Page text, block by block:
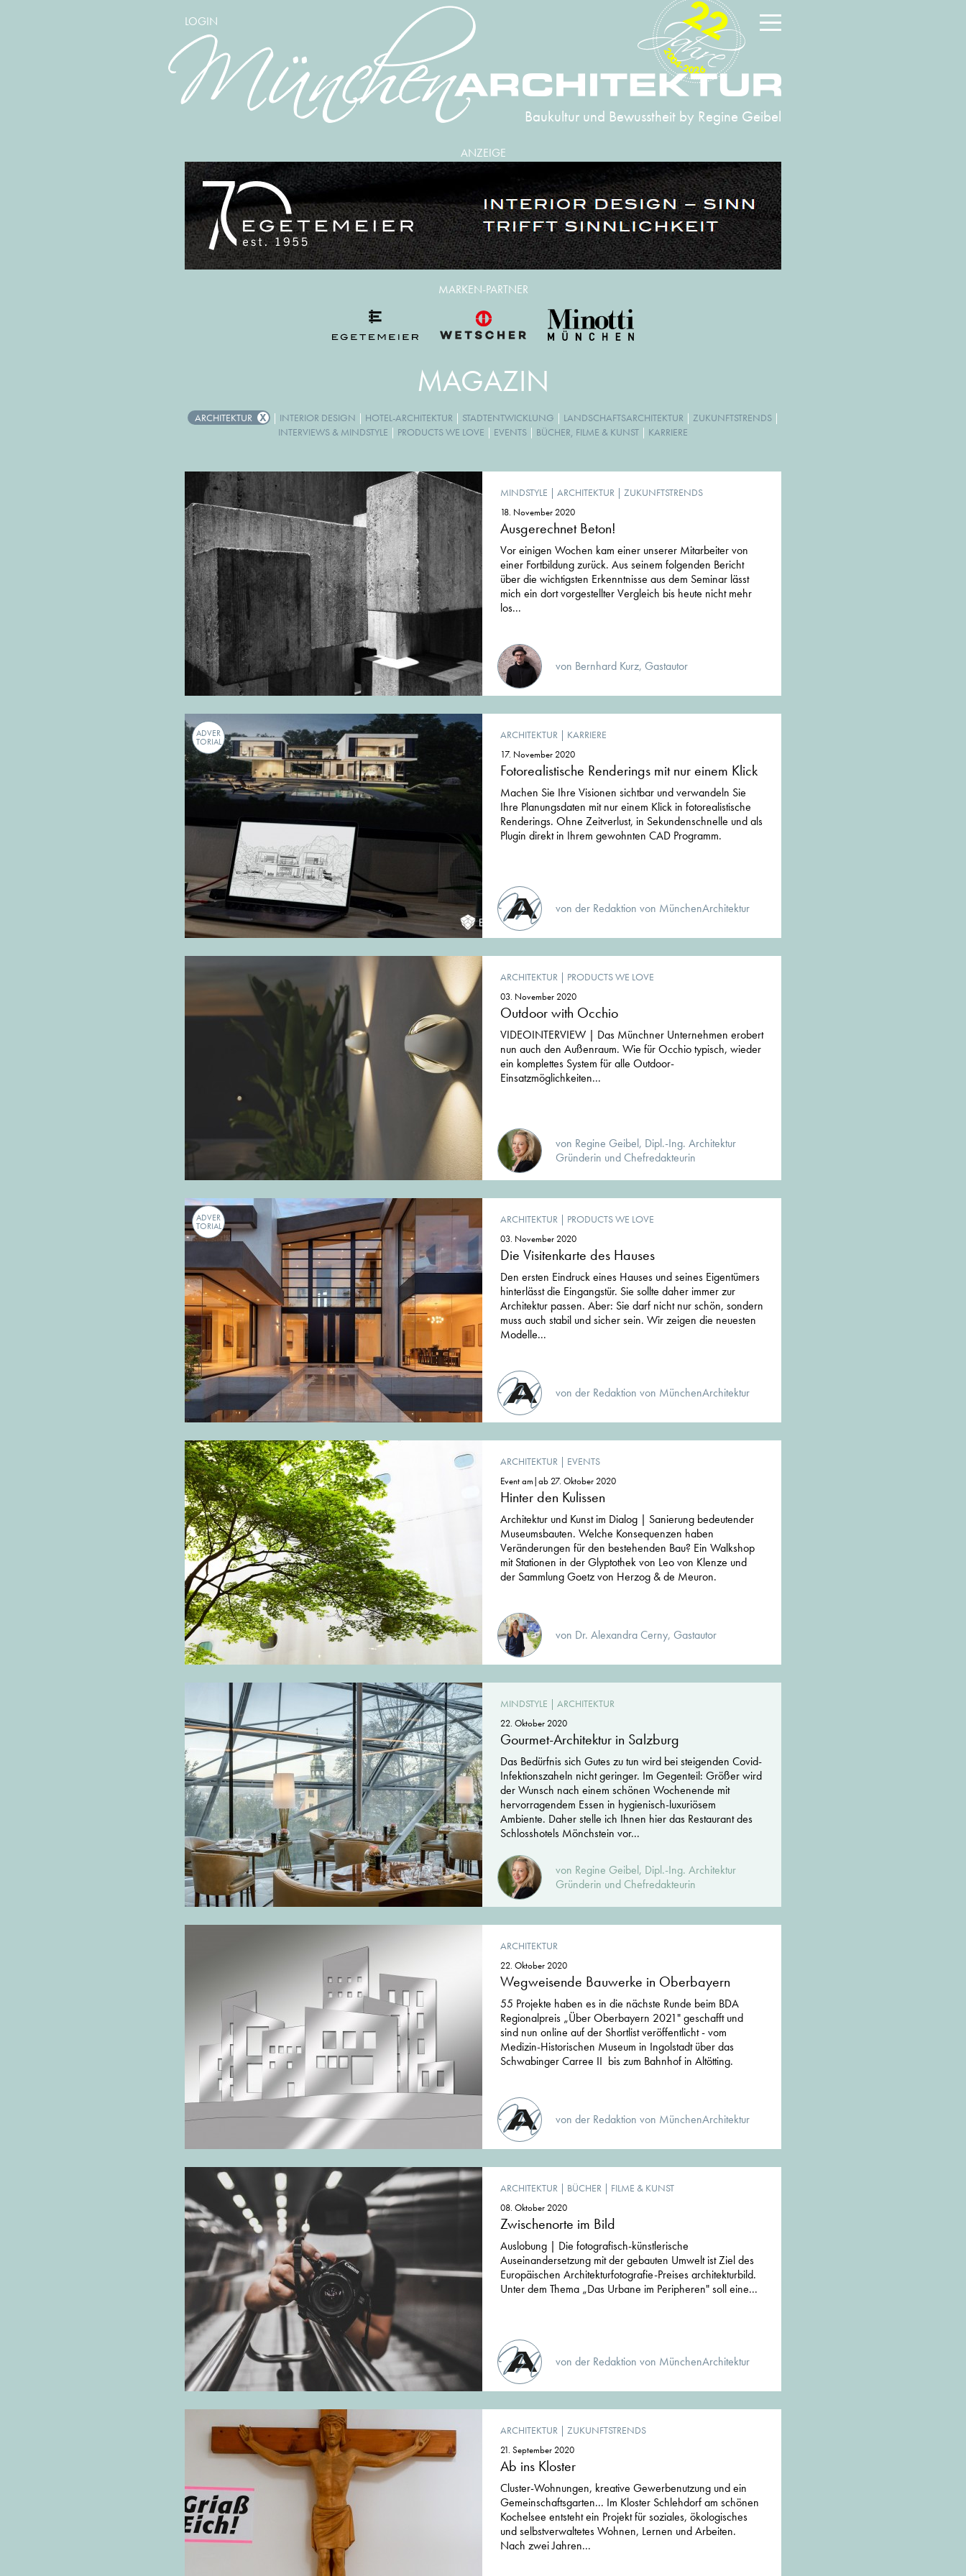
LOGIN
Baukultur und Bewusstheit by Regine Geibel
2004-2026
22
ANZEIGE
MAGAZIN
ARCHITEKTUR | INTERIOR DESIGN | HOTEL-ARCHITEKTUR | STADTENTWICKLUNG | LANDSCHAFTSARCHITEKTUR | ZUKUNFTSTRENDS|
INTERVIEWS & MINDSTYLE | PRODUCTS WE LOVE | EVENTS | BÜCHER, FILME & KUNST | KARRIERE
MINDSTYLE | ARCHITEKTUR | ZUKUNFTSTRENDS
18. November 2020
Ausgerechnet Beton!
Vor einigen Wochen kam einer unserer Mitarbeiter von
einer Fortbildung zurück. Aus seinem folgenden Bericht
über die wichtigsten Erkenntnisse aus dem Seminar lässt
mich ein dort vorgestellter Vergleich bis heute nicht mehr
los...
von Bernhard Kurz, Gastautor
ADVER
TORIAL
ARCHITEKTUR | KARRIERE
17. November 2020
Fotorealistische Renderings mit nur einem Klick
Machen Sie Ihre Visionen sichtbar und verwandeln Sie
Ihre Planungsdaten mit nur einem Klick in fotorealistische
Renderings. Ohne Zeitverlust, in Sekundenschnelle und als
Plugin direkt in Ihrem gewohnten CAD Programm.
von der Redaktion von MünchenArchitektur
ARCHITEKTUR | PRODUCTS WE LOVE
03. November 2020
Outdoor with Occhio
VIDEOINTERVIEW | Das Münchner Unternehmen erobert
nun auch den Außenraum. Wie für Occhio typisch, wieder
ein komplettes System für alle Outdoor-
Einsatzmöglichkeiten...
von Regine Geibel, Dipl.-Ing. Architektur
Gründerin und Chefredakteurin
ADVER
TORIAL
ARCHITEKTUR | PRODUCTS WE LOVE
03. November 2020
Die Visitenkarte des Hauses
Den ersten Eindruck eines Hauses und seines Eigentümers
hinterlässt die Eingangstür. Sie sollte daher immer zur
Architektur passen. Aber: Sie darf nicht nur schön, sondern
muss auch stabil und sicher sein. Wir zeigen die neuesten
Modelle...
von der Redaktion von MünchenArchitektur
ARCHITEKTUR | EVENTS
Event am|ab 27. Oktober 2020
Hinter den Kulissen
Architektur und Kunst im Dialog | Sanierung bedeutender
Museumsbauten. Welche Konsequenzen haben
Veränderungen für den bestehenden Bau? Ein Walkshop
mit Stationen in der Glyptothek von Leo von Klenze und
der Sammlung Goetz von Herzog & de Meuron.
von Dr. Alexandra Cerny, Gastautor
MINDSTYLE | ARCHITEKTUR
22. Oktober 2020
Gourmet-Architektur in Salzburg
Das Bedürfnis sich Gutes zu tun wird bei steigenden Covid-
Infektionszaheln nicht geringer. Im Gegenteil: Größer wird
der Wunsch nach einem schönen Wochenende mit
hervorragendem Essen in hygienisch-luxuriösem
Ambiente. Daher stelle ich Ihnen hier das Restaurant des
Schlosshotels Mönchstein vor...
von Regine Geibel, Dipl.-Ing. Architektur
Gründerin und Chefredakteurin
ARCHITEKTUR
22. Oktober 2020
Wegweisende Bauwerke in Oberbayern
55 Projekte haben es in die nächste Runde beim BDA
Regionalpreis „Über Oberbayern 2021" geschafft und
sind nun online auf der Shortlist veröffentlicht - vom
Medizin-Historischen Museum in Ingolstadt über das
Schwabinger Carree II bis zum Bahnhof in Altötting.
von der Redaktion von MünchenArchitektur
ARCHITEKTUR | BÜCHER | FILME & KUNST
08. Oktober 2020
Zwischenorte im Bild
Auslobung | Die fotografisch-künstlerische
Auseinandersetzung mit der gebauten Umwelt ist Ziel des
Europäischen Architekturfotografie-Preises architekturbild.
Unter dem Thema „Das Urbane im Peripheren" soll eine...
von der Redaktion von MünchenArchitektur
ARCHITEKTUR | ZUKUNFTSTRENDS
21. September 2020
Ab ins Kloster
Cluster-Wohnungen, kreative Gewerbenutzung und ein
Gemeinschaftsgarten... Im Kloster Schlehdorf am schönen
Kochelsee entsteht ein Projekt für soziales, ökologisches
und selbstverwaltetes Wohnen, Lernen und Arbeiten.
Nach zwei Jahren...